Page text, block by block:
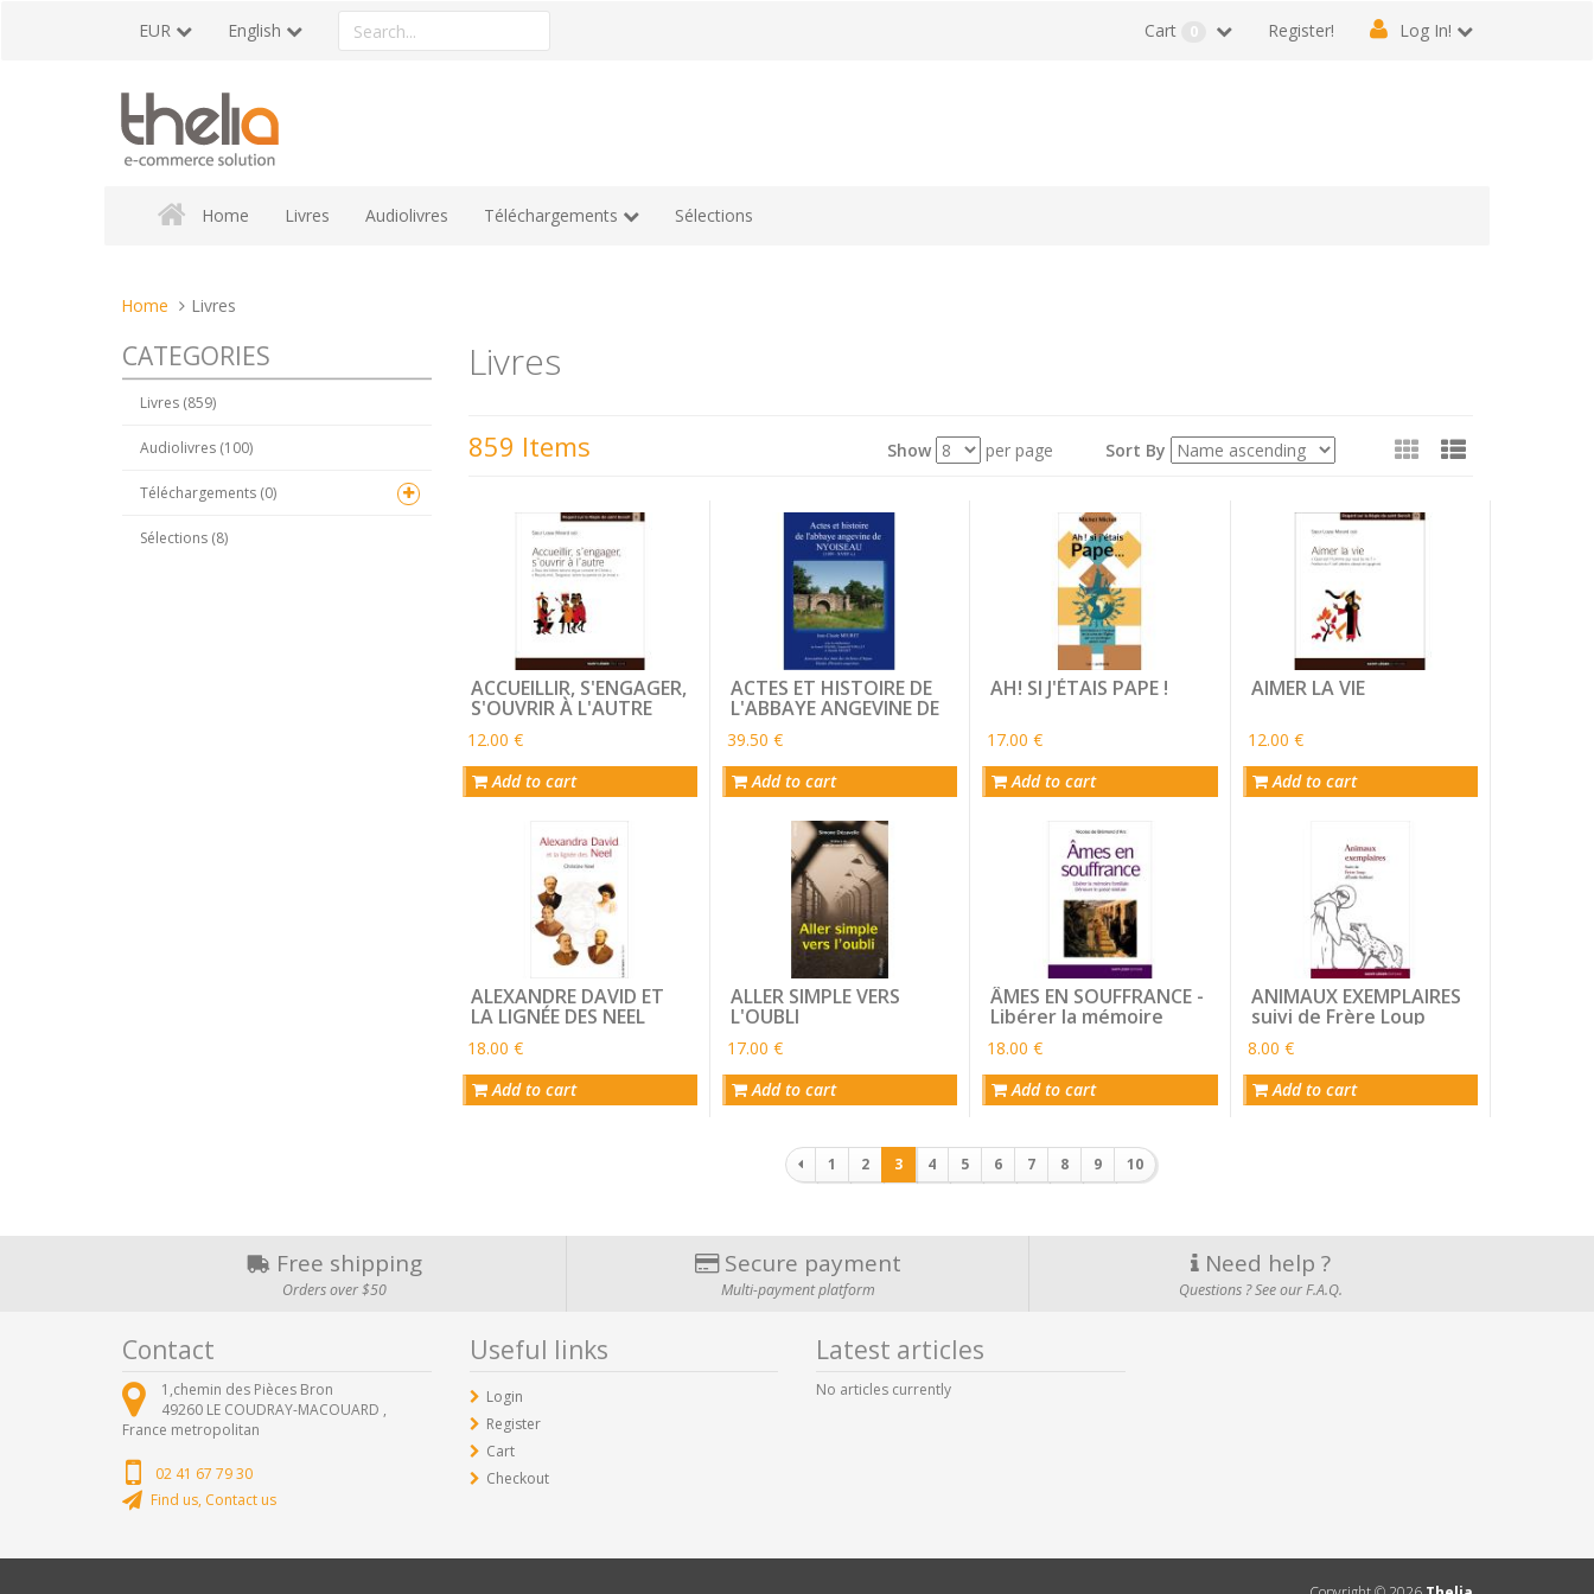
EUR English
Search
a
Register! Log In!
Cart 0
Home Livres Audiolivres Téléchargements Sélections
You
here:
Home Livres
Livres
859 Items Show per page Sort By View
ACCUEILLIR, S'ENGAGER,
S'OUVRIR À L'AUTRE
12.00 €
Add to cart
ACTES ET HISTOIRE DE
L'ABBAYE ANGEVINE DE
NYOISEAU
39.50 €
Add to cart
AH! SI J'ÉTAIS PAPE !
17.00 €
Add to cart
AIMER LA VIE
12.00 €
Add to cart
ALEXANDRE DAVID ET
LA LIGNÉE DES NEEL
18.00 €
Add to cart
ALLER SIMPLE VERS
L'OUBLI
17.00 €
Add to cart
ÂMES EN SOUFFRANCE -
Libérer la mémoire
familiale ; dénouer le
passé lointain
18.00 €
Add to cart
ANIMAUX EXEMPLAIRES
suivi de Frère Loup
8.00 €
Add to cart
Pagination
1 2 3 4 5 6 7 8 9 10
CATEGORIES
Livres (859)
Audiolivres (100)
Téléchargements (0)
Sélections (8)
Free shipping
Orders over $50
Secure payment
Multi-payment platform
Need help ?
Questions ? See our F.A.Q.
Contact
1,chemin des Pièces Bron
49260 LE COUDRAY-MACOUARD ,
France metropolitan
02 41 67 79 30
Find us, Contact us
Useful links
Login
Register
Cart
Checkout
Latest articles
No articles currently